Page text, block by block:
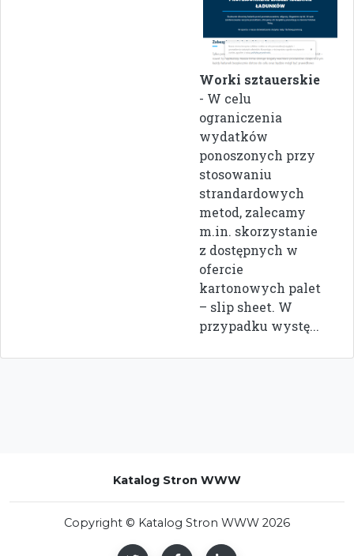
Worki sztauerskie
- W celu
ograniczenia
wydatków
ponoszonych przy
stosowaniu
strandardowych
metod, zalecamy
m.in. skorzystanie
z dostępnych w
ofercie
kartonowych palet
– slip sheet. W
przypadku wystę...
Katalog Stron WWW
Copyright © Katalog Stron WWW 2026